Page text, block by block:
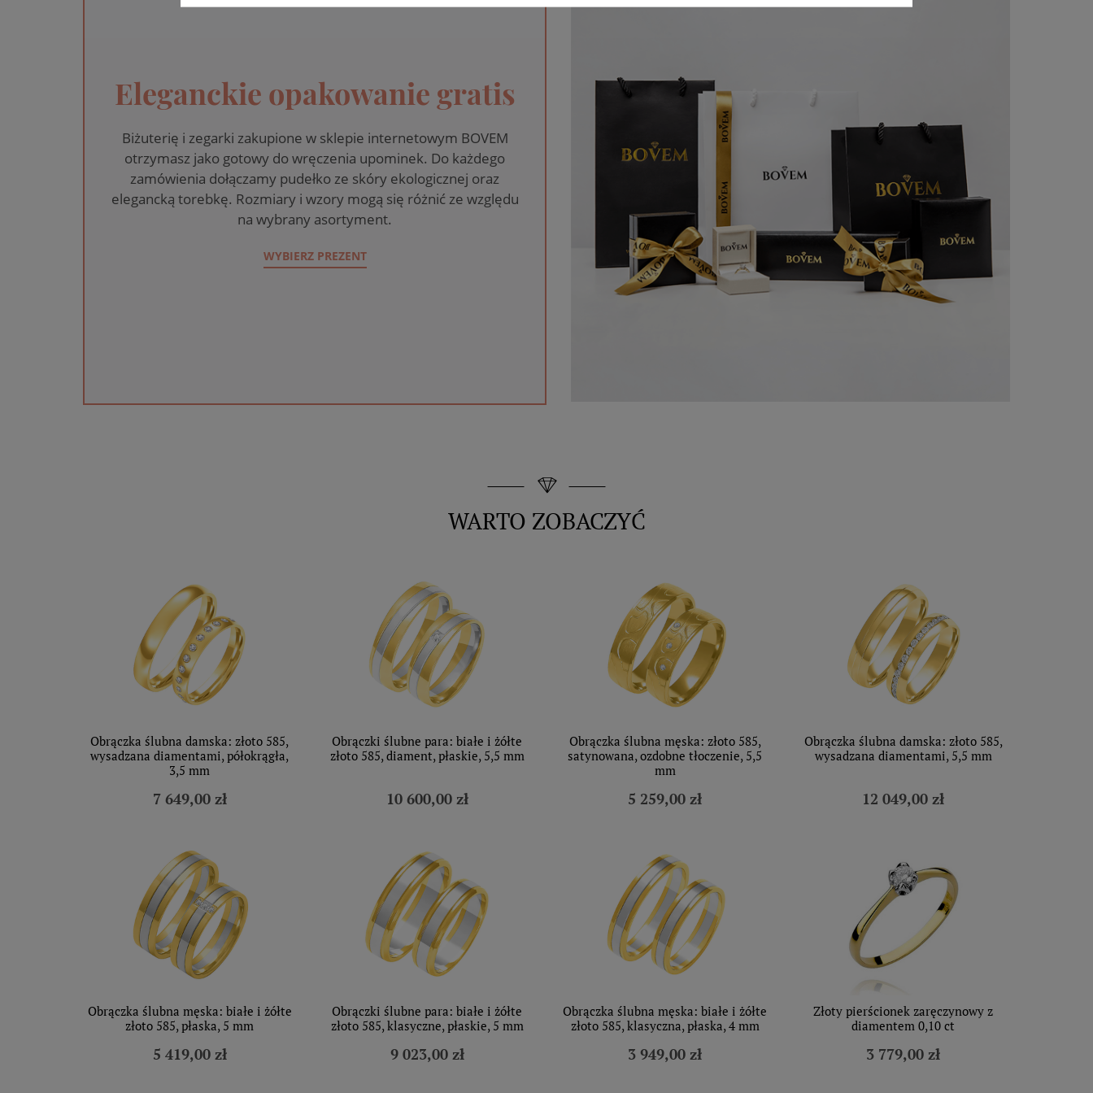
Eleganckie opakowanie gratis
Biżuterię i zegarki zakupione w sklepie internetowym BOVEM
otrzymasz jako gotowy do wręczenia upominek. Do każdego
zamówienia dołączamy pudełko ze skóry ekologicznej oraz
elegancką torebkę. Rozmiary i wzory mogą się różnić ze względu
na wybrany asortyment.
WYBIERZ PREZENT
WARTO ZOBACZYĆ
Obrączka ślubna damska: złoto 585,
wysadzana diamentami, półokrągła,
3,5 mm
7 649,00 zł
Obrączki ślubne para: białe i żółte
złoto 585, diament, płaskie, 5,5 mm
10 600,00 zł
Obrączka ślubna męska: złoto 585,
satynowana, ozdobne tłoczenie, 5,5
mm
5 259,00 zł
Obrączka ślubna damska: złoto 585,
wysadzana diamentami, 5,5 mm
12 049,00 zł
Obrączka ślubna męska: białe i żółte
złoto 585, płaska, 5 mm
5 419,00 zł
Obrączki ślubne para: białe i żółte
złoto 585, klasyczne, płaskie, 5 mm
9 023,00 zł
Obrączka ślubna męska: białe i żółte
złoto 585, klasyczna, płaska, 4 mm
3 949,00 zł
Złoty pierścionek zaręczynowy z
diamentem 0,10 ct
3 779,00 zł